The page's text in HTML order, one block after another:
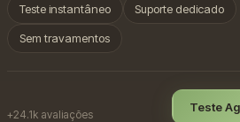
Teste instantâneo Suporte dedicado
Sem travamentos
+24.1k avaliações
Teste